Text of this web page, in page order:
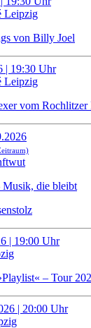
Leipzig
von Billy Joel
| 19:30 Uhr
Leipzig
vom Rochlitzer
Musik, die bleibt
| 19:00 Uhr
– Tour
| 20:00 Uhr